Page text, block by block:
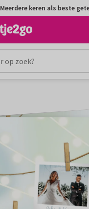
Meerdere keren als beste